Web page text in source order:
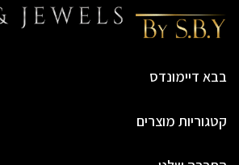
בבא דיימונדס
קטגוריות מוצרים